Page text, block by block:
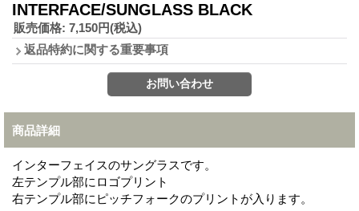
INTERFACE/SUNGLASS BLACK
販売価格: 7,150円(税込)
返品特約に関する重要事項
商品詳細
インターフェイスのサングラスです。
左テンプル部にロゴプリント
右テンプル部にピッチフォークのプリントが入ります。